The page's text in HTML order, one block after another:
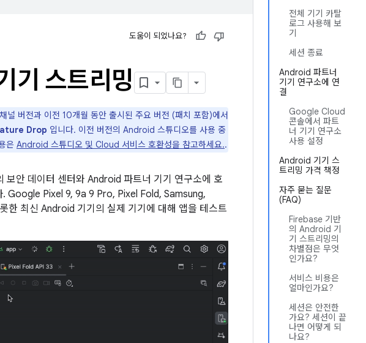
전체 기기 카탈
로그 사용해 보
기
세션 종료
Android 파트너
기기 연구소에 연
결
Google Cloud
콘솔에서 파트
너 기기 연구소
사용 설정
Android 기기 스
트리밍 가격 책정
자주 묻는 질문
(FAQ)
Firebase 기반
의 Android 기
기 스트리밍의
차별점은 무엇
인가요?
서비스 비용은
얼마인가요?
세션은 안전한
가요? 세션이 끝
나면 어떻게 되
나요?
도움이 되었나요?
기 스트리밍
버전과 이전 10개월 동안 출시된 주요 버전 (패치 포함)에서
Drop 입니다. 이전 버전의 Android 스튜디오를 사용 중
은 Android 스튜디오 및 Cloud 서비스 호환성을 참고하세요..
안 데이터 센터와 Android 파트너 기기 연구소에 호
Google Pixel 9, 9a 9 Pro, Pixel Fold, Samsung,
최신 Android 기기의 실제 기기에 대해 앱을 테스트